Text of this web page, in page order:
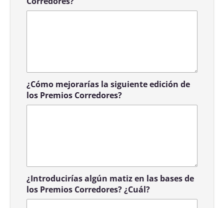
¿Cómo mejorarías la siguiente edición de
los Premios Corredores?
¿Introducirías algún matiz en las bases de
los Premios Corredores? ¿Cuál?